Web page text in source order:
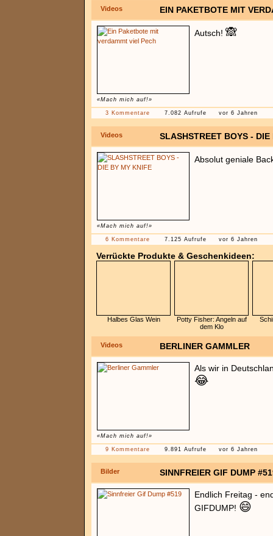
Videos EIN PAKETBOTE MIT
«Mach mich auf!»
Autsch! 🙈
3 Kommentare 7.082 Aufrufe vor 6 Jahren
Videos SLASHSTREET BOYS -
«Mach mich auf!»
Absolut geniale
6 Kommentare 7.125 Aufrufe vor 6 Jahren
Verrückte Produkte & Geschenkideen:
Halbes Glas Wein
Potty Fisher: Angeln auf
dem Klo
Videos BERLINER GAMMLER
«Mach mich auf!»
Als wir in
😂
9 Kommentare 9.891 Aufrufe vor 6 Jahren
Bilder SINNFREIER GIF DUMP
Endlich Freitag -
GIFDUMP! 😄